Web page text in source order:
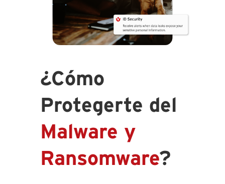
¿Cómo
Protegerte del
Malware y
Ransomware?